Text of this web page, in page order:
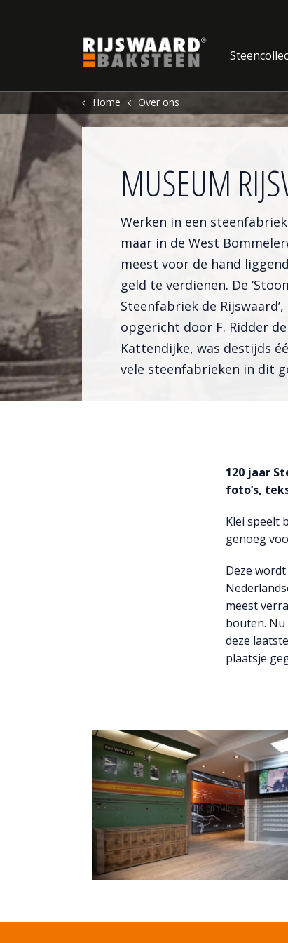
Home Over ons
MUSEUM
Werken in een
maar in de West
meest voor de hand
geld te verdienen. De
Steenfabriek de Rijswaard’,
opgericht door F. Ridder
Kattendijke, was destijds
vele steenfabrieken in dit
120 jaar
foto’s,
Klei speelt
genoeg
Deze
meest
bouten.
deze
plaatsje